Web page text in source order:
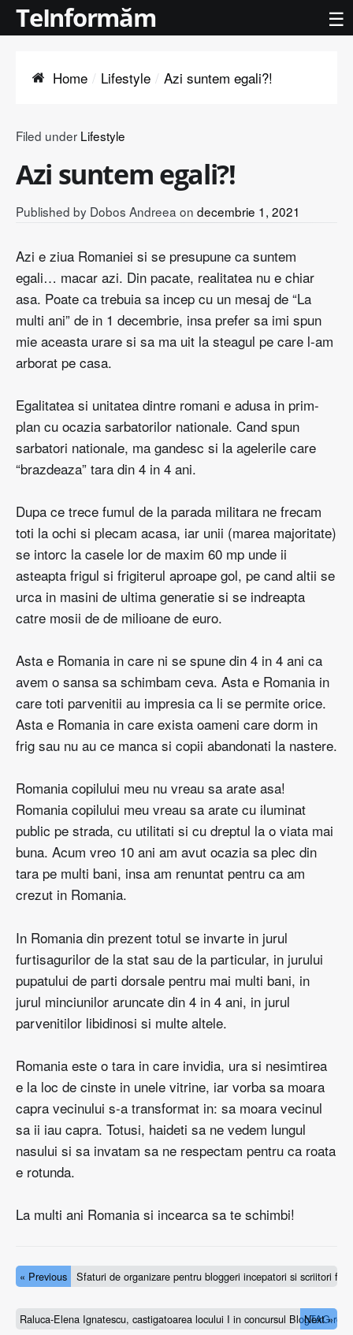
TeInformăm ☰
Home Lifestyle Azi suntem egali?!
Filed under Lifestyle
Azi suntem egali?!
Published by Dobos Andreea on decembrie 1, 2021
Azi e ziua Romaniei si se presupune ca suntem
egali… macar azi. Din pacate, realitatea nu e chiar
asa. Poate ca trebuia sa incep cu un mesaj de “La
multi ani” de in 1 decembrie, insa prefer sa imi spun
mie aceasta urare si sa ma uit la steagul pe care l-am
arborat pe casa.
Egalitatea si unitatea dintre romani e adusa in prim-
plan cu ocazia sarbatorilor nationale. Cand spun
sarbatori nationale, ma gandesc si la agelerile care
“brazdeaza” tara din 4 in 4 ani.
Dupa ce trece fumul de la parada militara ne frecam
toti la ochi si plecam acasa, iar unii (marea majoritate)
se intorc la casele lor de maxim 60 mp unde ii
asteapta frigul si frigiterul aproape gol, pe cand altii se
urca in masini de ultima generatie si se indreapta
catre mosii de de milioane de euro.
Asta e Romania in care ni se spune din 4 in 4 ani ca
avem o sansa sa schimbam ceva. Asta e Romania in
care toti parvenitii au impresia ca li se permite orice.
Asta e Romania in care exista oameni care dorm in
frig sau nu au ce manca si copii abandonati la nastere.
Romania copilului meu nu vreau sa arate asa!
Romania copilului meu vreau sa arate cu iluminat
public pe strada, cu utilitati si cu dreptul la o viata mai
buna. Acum vreo 10 ani am avut ocazia sa plec din
tara pe multi bani, insa am renuntat pentru ca am
crezut in Romania.
In Romania din prezent totul se invarte in jurul
furtisagurilor de la stat sau de la particular, in jurului
pupatului de parti dorsale pentru mai multi bani, in
jurul minciunilor aruncate din 4 in 4 ani, in jurul
parvenitilor libidinosi si multe altele.
Romania este o tara in care invidia, ura si nesimtirea
e la loc de cinste in unele vitrine, iar vorba sa moara
capra vecinului s-a transformat in: sa moara vecinul
sa ii iau capra. Totusi, haideti sa ne vedem lungul
nasului si sa invatam sa ne respectam pentru ca roata
e rotunda.
La multi ani Romania si incearca sa te schimbi!
« Previous Sfaturi de organizare pentru bloggeri incepatori si scriitori
Raluca-Elena Ignatescu, castigatoarea locului I in concursul BlogTAG.ro
Next »